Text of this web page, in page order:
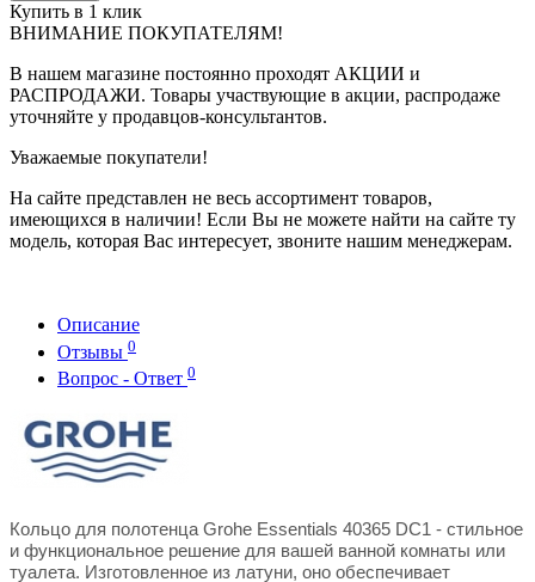
Купить в 1 клик
ВНИМАНИЕ ПОКУПАТЕЛЯМ!
В нашем магазине постоянно проходят АКЦИИ и
РАСПРОДАЖИ. Товары участвующие в акции, распродаже
уточняйте у продавцов-консультантов.
Уважаемые покупатели!
На сайте представлен не весь ассортимент товаров,
имеющихся в наличии! Если Вы не можете найти на сайте ту
модель, которая Вас интересует, звоните нашим менеджерам.
Описание
Отзывы 0
Вопрос - Ответ 0
Кольцо для полотенца Grohe Essentials 40365 DC1 - стильное
и функциональное решение для вашей ванной комнаты или
туалета. Изготовленное из латуни, оно обеспечивает